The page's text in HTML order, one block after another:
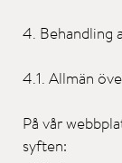
4. Behandling
4.1. Allmän
På vår
syften: